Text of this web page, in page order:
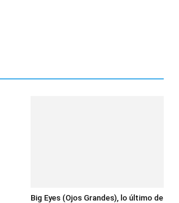
Big Eyes (Ojos Grandes), lo último de